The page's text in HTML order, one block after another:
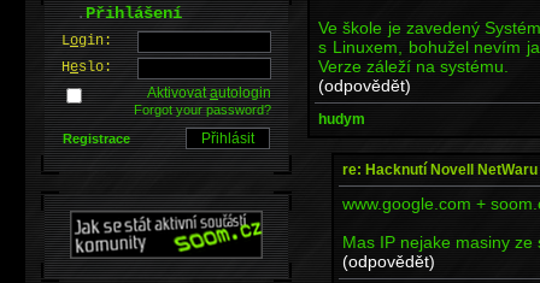
Ve škole je zavedený
s Linuxem, bohužel nevím
Verze záleží na systému.
(odpovědět)
hudym
re: Hacknutí Novell
www.google.com +
Mas IP nejake masiny
(odpovědět)
.Přihlášení
Login:
Heslo:
Aktivovatautologin
Forgot your password?
Registrace